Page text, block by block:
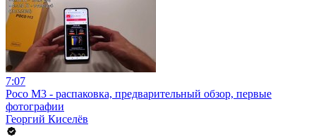
7:07
Poco M3 - распаковка, предварительный обзор, первые
фотографии
Георгий Киселёв